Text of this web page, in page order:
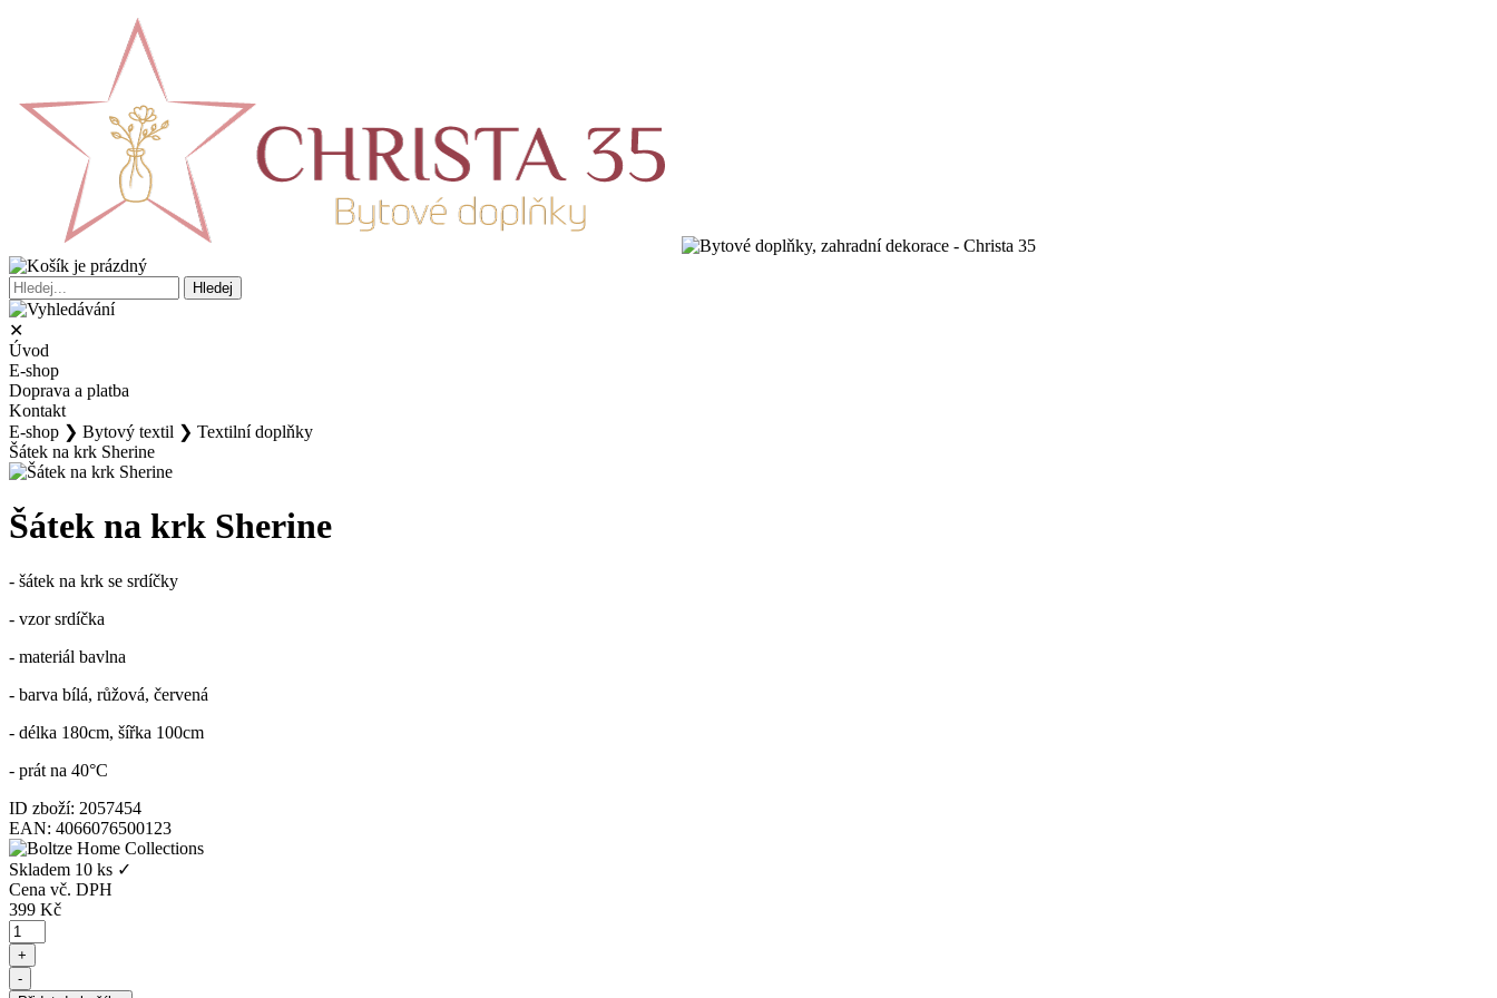
✕
Úvod
E-shop
Doprava a platba
Kontakt
E-shop ❯ Bytový textil ❯ Textilní doplňky
Šátek na krk Sherine
Šátek na krk Sherine
- šátek na krk se srdíčky
- vzor srdíčka
- materiál bavlna
- barva bílá, růžová, červená
- délka 180cm, šířka 100cm
- prát na 40°C
ID zboží: 2057454
EAN: 4066076500123
Skladem 10 ks ✓
Cena vč. DPH
399 Kč